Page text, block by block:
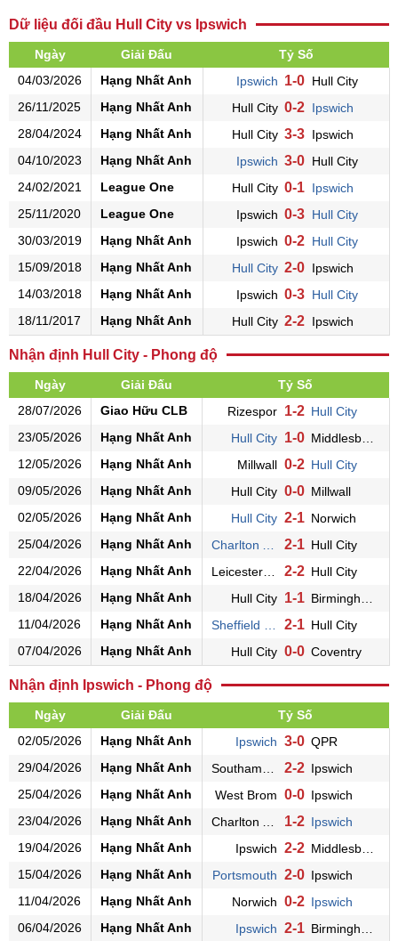
Dữ liệu đối đầu Hull City vs Ipswich
Ngày Giải Đấu
Tỷ Số
04/03/2026
Hạng Nhất Anh Ipswich 1-0 Hull City
26/11/2025
Hạng Nhất Anh Hull City 0-2 Ipswich
28/04/2024
Hạng Nhất Anh Hull City 3-3 Ipswich
04/10/2023
Hạng Nhất Anh Ipswich 3-0 Hull City
24/02/2021
League One Hull City 0-1 Ipswich
25/11/2020
League One Ipswich 0-3 Hull City
30/03/2019
Hạng Nhất Anh Ipswich 0-2 Hull City
15/09/2018
Hạng Nhất Anh Hull City 2-0 Ipswich
14/03/2018
Hạng Nhất Anh Ipswich 0-3 Hull City
18/11/2017
Hạng Nhất Anh Hull City 2-2 Ipswich
Nhận định Hull City - Phong độ
Ngày Giải Đấu
Tỷ Số
28/07/2026
Giao Hữu CLB Rizespor 1-2 Hull City
23/05/2026
Hạng Nhất Anh Hull City 1-0
12/05/2026
Hạng Nhất Anh Millwall 0-2 Hull City
09/05/2026
Hạng Nhất Anh Hull City 0-0 Millwall
02/05/2026
Hạng Nhất Anh Hull City 2-1 Norwich
25/04/2026
Hạng Nhất Anh 2-1 Hull City
22/04/2026
Hạng Nhất Anh 2-2 Hull City
18/04/2026
Hạng Nhất Anh Hull City 1-1
11/04/2026
Hạng Nhất Anh 2-1 Hull City
07/04/2026
Hạng Nhất Anh Hull City 0-0 Coventry
Nhận định Ipswich - Phong độ
Ngày Giải Đấu
Tỷ Số
02/05/2026
Hạng Nhất Anh Ipswich 3-0 QPR
29/04/2026
Hạng Nhất Anh 2-2 Ipswich
25/04/2026
Hạng Nhất Anh West Brom 0-0 Ipswich
23/04/2026
Hạng Nhất Anh 1-2 Ipswich
19/04/2026
Hạng Nhất Anh Ipswich 2-2
15/04/2026
Hạng Nhất Anh Portsmouth 2-0 Ipswich
11/04/2026
Hạng Nhất Anh Norwich 0-2 Ipswich
06/04/2026
Hạng Nhất Anh Ipswich 2-1